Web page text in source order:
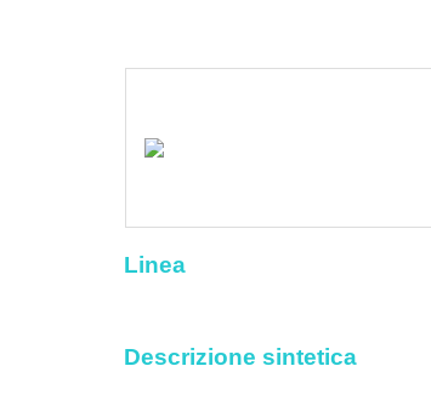
Linea
Descrizione sintetica